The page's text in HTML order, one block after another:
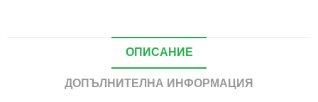
ОПИСАНИЕ
ДОПЪЛНИТЕЛНА ИНФОРМАЦИЯ